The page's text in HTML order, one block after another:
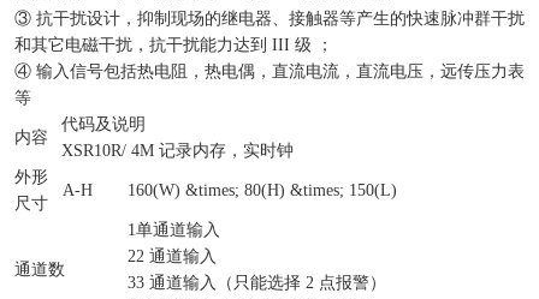
③ 抗干扰设计，抑制现场的继电器、接触器等产生的快速脉冲群干扰
和其它电磁干扰，抗干扰能力达到 III 级 ；
④ 输入信号包括热电阻，热电偶，直流电流，直流电压，远传压力表
等
内容
代码及说明
XSR10R/ 4M 记录内存，实时钟
外形
尺寸
A-H 160(W) &times; 80(H) &times; 150(L)
通道数
1单通道输入
22 通道输入
33 通道输入（只能选择 2 点报警）